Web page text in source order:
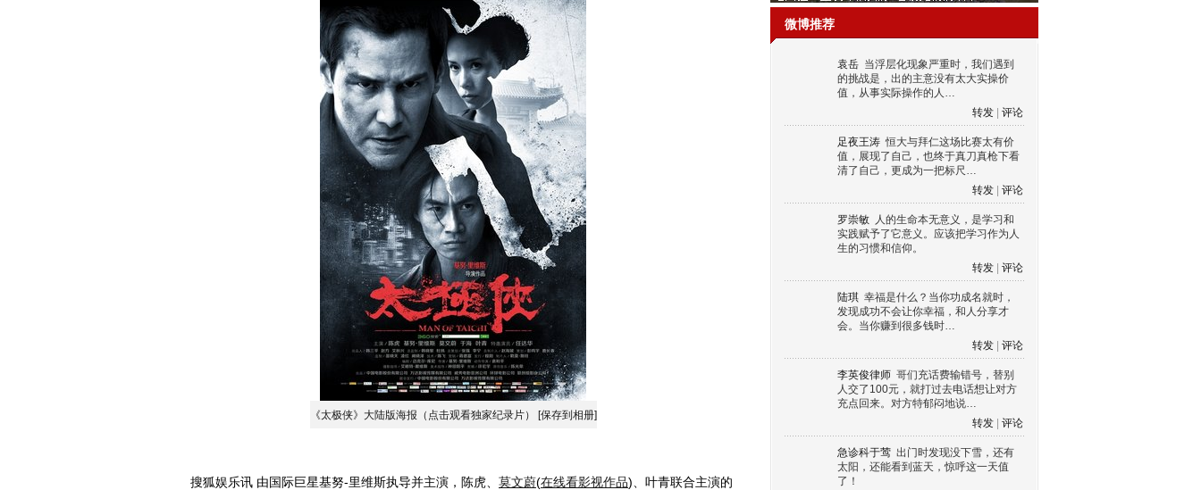
《太极侠》大陆版海报（点击观看独家纪录片） [保存到相册]
搜狐娱乐讯 由国际巨星基努-里维斯执导并主演，陈虎、 莫文蔚(在线看影视作品) 、叶青联合主演的
微博推荐
袁岳 当浮层化现象严重时，我们遇到
的挑战是，出的主意没有太大实操价
值，从事实际操作的人…
转发
评论
足夜王涛 恒大与拜仁这场比赛太有价
值，展现了自己，也终于真刀真枪下看
清了自己，更成为一把标尺…
转发
评论
罗崇敏 人的生命本无意义，是学习和
实践赋予了它意义。应该把学习作为人
生的习惯和信仰。
转发
评论
陆琪 幸福是什么？当你功成名就时，
发现成功不会让你幸福，和人分享才
会。当你赚到很多钱时…
转发
评论
李英俊律师 哥们充话费输错号，替别
人交了100元，就打过去电话想让对方
充点回来。对方特郁闷地说…
转发
评论
急诊科于莺 出门时发现没下雪，还有
太阳，还能看到蓝天，惊呼这一天值
了！